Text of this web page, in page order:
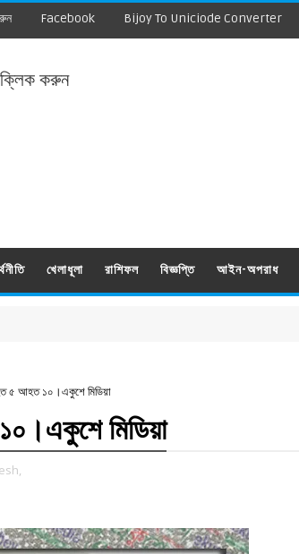
Facebook Bijoy To Uniciode Converter
ক্লিক করুন
খেলাধূলা রাশিফল বিজ্ঞপ্তি আইন-অপরাধ
৫ আহত ১০।একুশে মিডিয়া
মিডিয়া